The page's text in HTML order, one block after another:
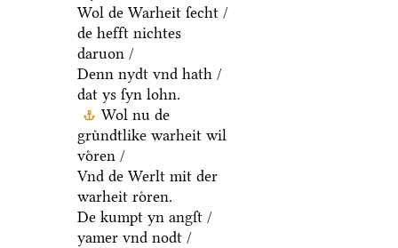
Wol de Warheit ſecht /
de hefft nichtes
daruon /
Denn nydt vnd hath /
dat ys ſyn lohn.
Wol nu de
gruͤndtlike warheit wil
voͤren /
Vnd de Werlt mit der
warheit roͤren.
De kumpt yn angſt /
yamer vnd nodt /